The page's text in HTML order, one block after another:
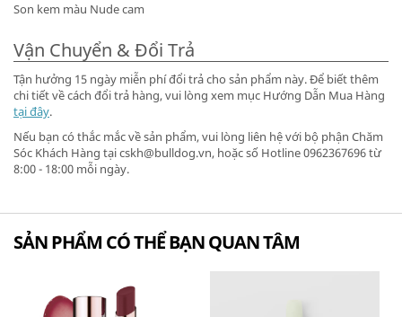
Son kem màu Nude cam
Vận Chuyển & Đổi Trả
Tận hưởng 15 ngày miễn phí đổi trả cho sản phẩm này. Để biết thêm
chi tiết về cách đổi trả hàng, vui lòng xem mục Hướng Dẫn Mua Hàng
tại đây.
Nếu bạn có thắc mắc về sản phẩm, vui lòng liên hệ với bộ phận Chăm
Sóc Khách Hàng tại cskh@bulldog.vn, hoặc số Hotline 0962367696 từ
8:00 - 18:00 mỗi ngày.
SẢN PHẨM CÓ THỂ BẠN QUAN TÂM